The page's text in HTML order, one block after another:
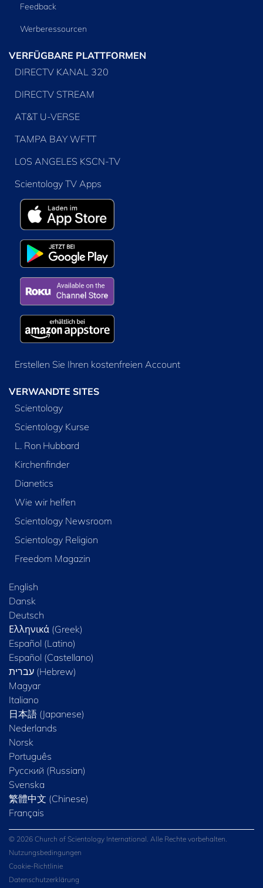
Feedback
Werberessourcen
VERFÜGBARE PLATTFORMEN
DIRECTV KANAL 320
DIRECTV STREAM
AT&T U-VERSE
TAMPA BAY WFTT
LOS ANGELES KSCN-TV
Scientology TV Apps
Erstellen Sie Ihren kostenfreien Account
VERWANDTE SITES
Scientology
Scientology Kurse
L. Ron Hubbard
Kirchenfinder
Dianetics
Wie wir helfen
Scientology Newsroom
Scientology Religion
Freedom Magazin
English
Dansk
Deutsch
Ελληνικά (Greek)
Español (Latino)
Español (Castellano)
Magyar
Italiano
日本語 (Japanese)
Nederlands
Norsk
Português
Русский (Russian)
Svenska
繁體中文 (Chinese)
Français
© 2026 Church of Scientology International. Alle Rechte vorbehalten.
Nutzungsbedingungen
Cookie-Richtlinie
Datenschutzerklärung